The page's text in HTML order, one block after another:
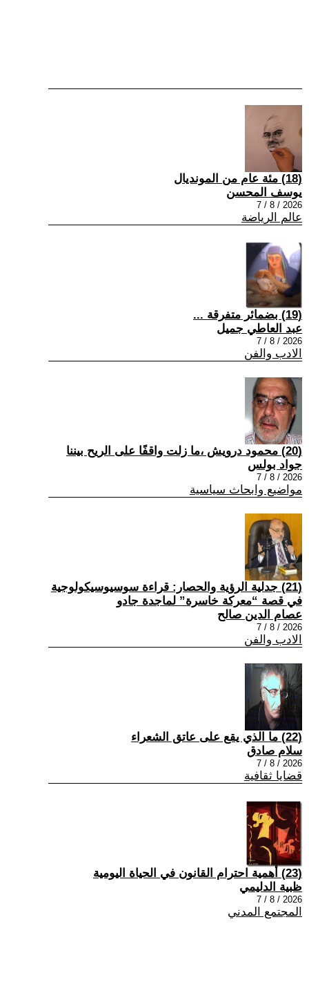
(18) مئة عام من المونديال
يوسف المحسن
2026 / 8 / 7
عالم الرياضة
(19) بضمائر متفرقة ...
عبد العاطي جميل
2026 / 8 / 7
الادب والفن
(20) محمود درويش ،ما زلت واقفًا على الريح بيننا
جواد بولس
2026 / 8 / 7
مواضيع وابحاث سياسية
(21) جدلية الرؤية والحصار: قراءة سوسيوسيكولوجية
في قصة “معركة خاسرة” لماجدة جادو
عصام الدين صالح
2026 / 8 / 7
الادب والفن
(22) ما الذي يقع على عاتق الشعراء
سلام صادق
2026 / 8 / 7
قضايا ثقافية
(23) أهمية احترام القانون في الحياة اليومية
ظبية الدليمي
2026 / 8 / 7
المجتمع المدني